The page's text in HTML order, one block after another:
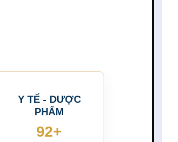
Y TẾ - DƯỢC
PHẨM
92+